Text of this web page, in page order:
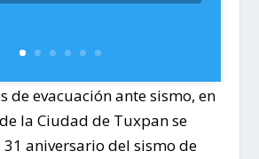
de evacuación ante sismo, en
la Ciudad de Tuxpan se
aniversario del sismo de